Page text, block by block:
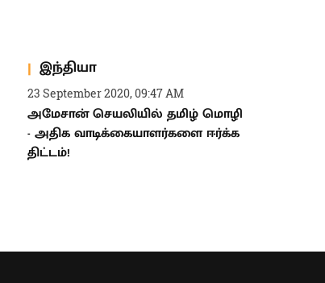
இந்தியா
23 September 2020, 09:47 AM
அமேசான் செயலியில் தமிழ் மொழி
- அதிக வாடிக்கையாளர்களை ஈர்க்க
திட்டம்!